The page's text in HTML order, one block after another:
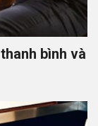
bình và